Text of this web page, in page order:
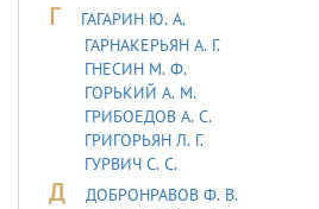
Г
ГАГАРИН Ю. А.
ГАРНАКЕРЬЯН А. Г.
ГНЕСИН М. Ф.
ГОРЬКИЙ А. М.
ГРИБОЕДОВ А. С.
ГРИГОРЬЯН Л. Г.
ГУРВИЧ С. С.
Д
ДОБРОНРАВОВ Ф. В.